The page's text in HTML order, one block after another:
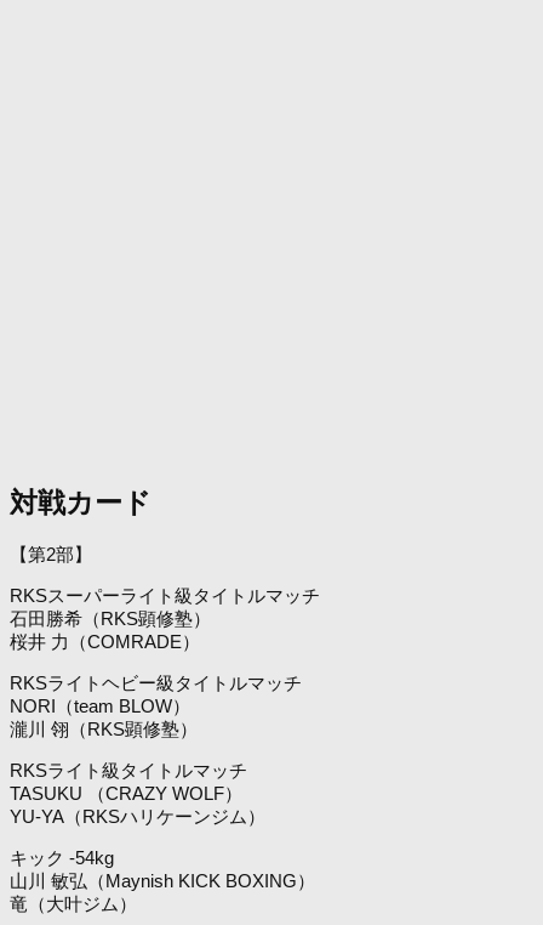
対戦カード
【第2部】
RKSスーパーライト級タイトルマッチ
石田勝希（RKS顕修塾）
桜井 力（COMRADE）
RKSライトヘビー級タイトルマッチ
NORI（team BLOW）
瀧川 翎（RKS顕修塾）
RKSライト級タイトルマッチ
TASUKU （CRAZY WOLF）
YU-YA（RKSハリケーンジム）
キック -54kg
山川 敏弘（Maynish KICK BOXING）
竜（大叶ジム）